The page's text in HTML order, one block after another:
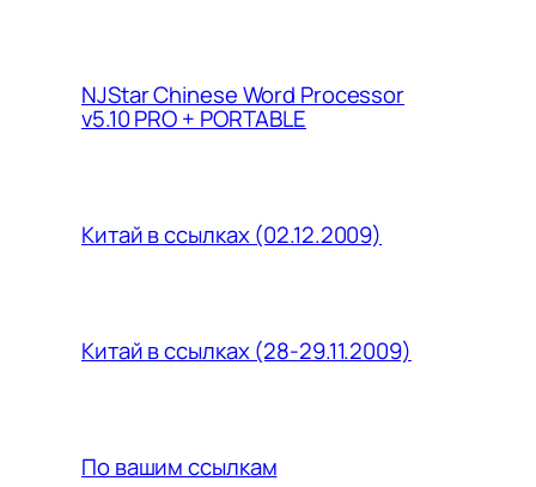
NJStar Chinese Word Processor
v5.10 PRO + PORTABLE
Китай в ссылках (02.12.2009)
Китай в ссылках (28-29.11.2009)
По вашим ссылкам